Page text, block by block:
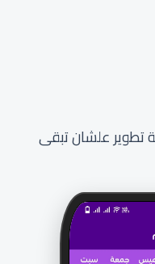
تطوير علشان تبقى